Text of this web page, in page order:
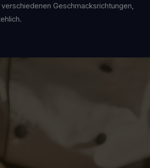
Geschmacksrichtungen,